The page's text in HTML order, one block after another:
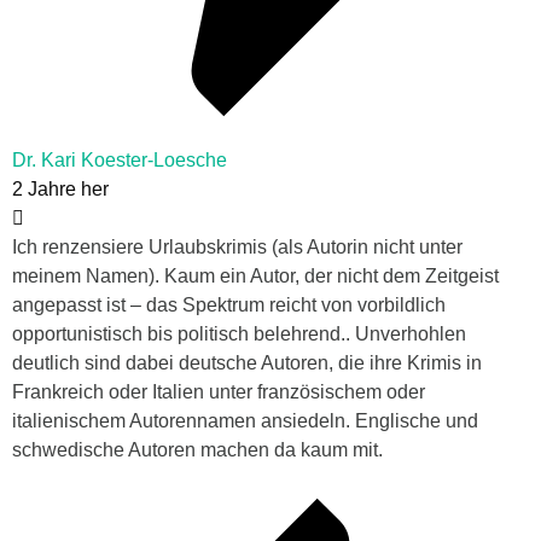
Dr. Kari Koester-Loesche
2 Jahre her
Ich renzensiere Urlaubskrimis (als Autorin nicht unter
meinem Namen). Kaum ein Autor, der nicht dem Zeitgeist
angepasst ist – das Spektrum reicht von vorbildlich
opportunistisch bis politisch belehrend.. Unverhohlen
deutlich sind dabei deutsche Autoren, die ihre Krimis in
Frankreich oder Italien unter französischem oder
italienischem Autorennamen ansiedeln. Englische und
schwedische Autoren machen da kaum mit.